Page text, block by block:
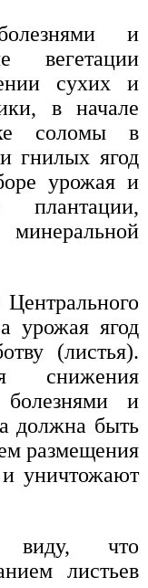
и
вегетации
сухих и
в начале
соломы в
гнилых ягод
урожая и
урожая ягод
(листья).
снижения
болезнями и
должна быть
размещения
уничтожают
что
листьев